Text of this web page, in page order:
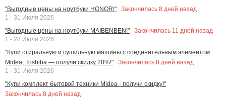
"Выгодные цены на ноутбуки HONOR!"
Закончилась 8 дней назад
1 - 31 Июля 2026
"Выгодные цены на ноутбуки MAIBENBEN!"
Закончилась 11 дней назад
1 - 28 Июля 2026
"Купи стиральную и сушильную машины с соединительным элементом
Midea, Toshiba — получи скидку 20%!"
Закончилась 8 дней назад
1 - 31 Июля 2026
"Купи комплект бытовой техники Midea - получи скидку!"
Закончилась 8 дней назад